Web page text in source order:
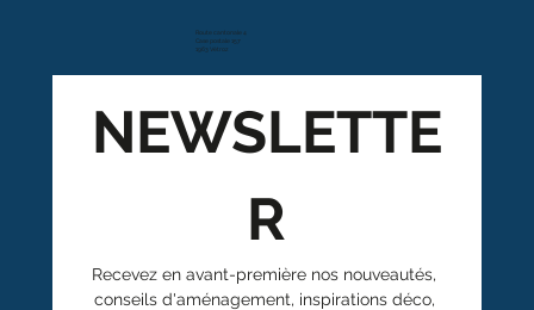
Route cantonale 4
Case postale 157
1963 Vétroz
NEWSLETTE
R
Recevez en avant-première nos nouveautés,
conseils d'aménagement, inspirations déco,